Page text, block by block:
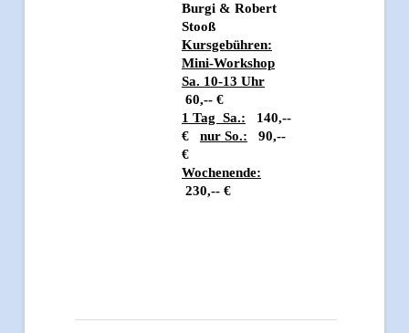
Burgi & Robert
Stooß
Kursgebühren:
Mini-Workshop
Sa. 10-13 Uhr
60,-- €
1 Tag Sa.: 140,--
€ nur So.: 90,--
€
Wochenende:
230,-- €